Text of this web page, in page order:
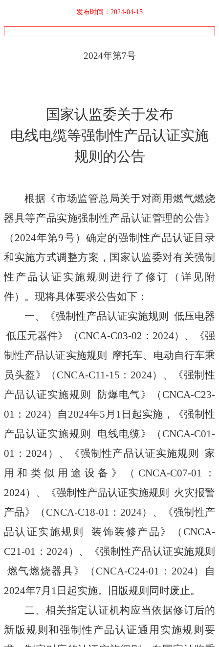
发布时间：2024-04-15
2024年第7号
国家认监委关于发布
电线电缆等强制性产品认证实施
规则的公告
根据《市场监管总局关于对商用燃气燃烧
器具等产品实施强制性产品认证管理的公告》
（ 2024年第9号）确定的强制性产品认证目录
和实施方式调整方案，国家认监委对有关强制
性产品认证实施规则进行了修订（详见附
件）。现将具体要求公告如下：
一、《强制性产品认证实施规则
低压电器
低压元器件》（CNCA-C03-02 ： 2024）、《强
制性产品认证实施规则 摩托车、电动自行车乘
员头盔》（ CNCA-C11-15 ： 2024）、《强制性
产品认证实施规则 防爆电气》（ CNCA-C23-
01 ： 2024）自 2024年5 月 1 日起实施，《强制性
产品认证实施规则 电线电缆》（ CNCA-C01-
01 ： 2024）、《强制性产品认证实施规则 家
用和类似用途设备》（ CNCA-C07-01 ：
2024）、《强制性产品认证实施规则 火灾报警
产品》（ CNCA-C18-01 ： 2024）、《强制性产
品认证实施规则 装饰装修产品》（ CNCA-
C21-01 ： 2024）、《强制性产品认证实施规则
燃气燃烧器具》（ CNCA-C24-01 ： 2024）自
2024年7月 1 日起实施。旧版规则同时废止。
二、相关指定认证机构应当依据修订后的
新版规则和强制性产品认证通用实施规则要